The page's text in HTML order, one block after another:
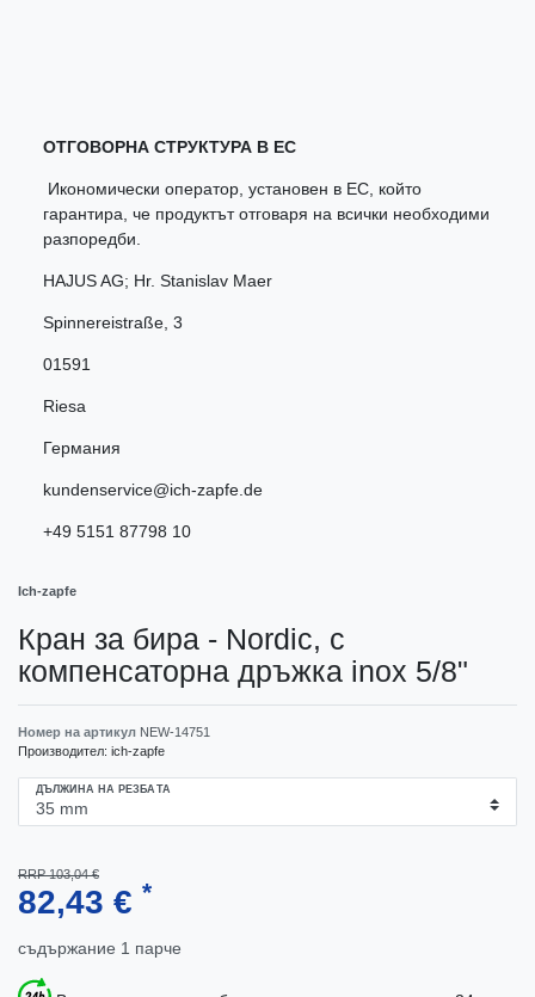
ОТГОВОРНА СТРУКТУРА В ЕС
Икономически оператор, установен в ЕС, който
гарантира, че продуктът отговаря на всички необходими
разпоредби.
HAJUS AG; Hr. Stanislav Maer
Spinnereistraße 3
01591
Riesa
Германия
kundenservice@ich-zapfe.de
+49 5151 87798 10
Ich-zapfe
Кран за бира - Nordic, с
компенсаторна дръжка inox 5/8"
Номер на артикул NEW-14751
Производител: ich-zapfe
ДЪЛЖИНА НА РЕЗБАТА
RRP 103,04 €
82,43 € *
съдържание 1 парче